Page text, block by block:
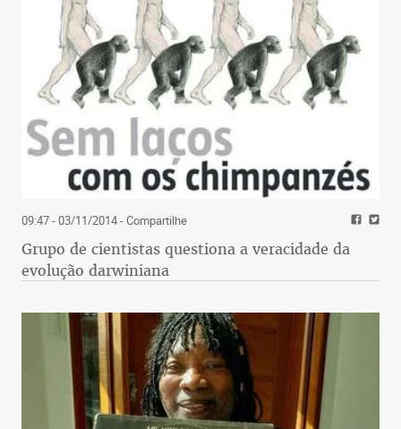
09:47 - 03/11/2014- Compartilhe
Grupo de cientistas questiona a veracidade da
evolução darwiniana